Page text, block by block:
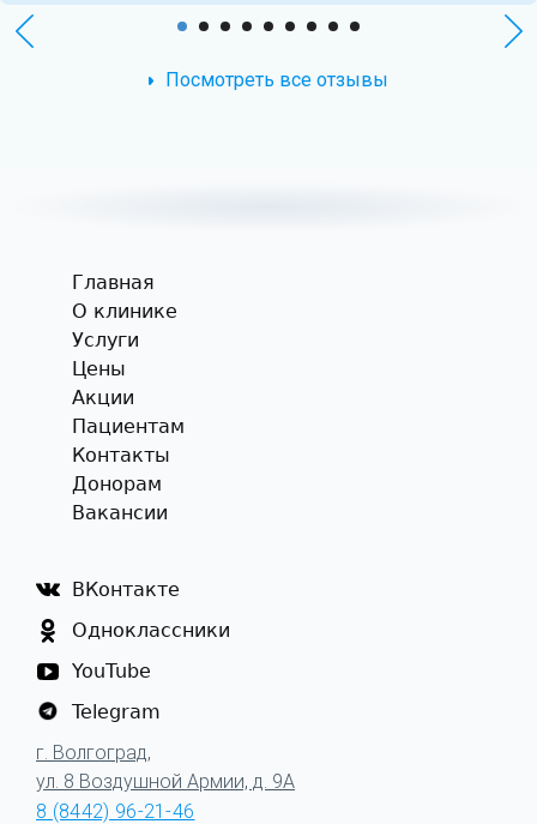
Посмотреть все отзывы
Главная
О клинике
Услуги
Цены
Акции
Пациентам
Контакты
Донорам
Вакансии
ВКонтакте
Одноклассники
YouTube
Telegram
г. Волгоград,
ул. 8 Воздушной Армии, д. 9А
8 (8442) 96-21-46